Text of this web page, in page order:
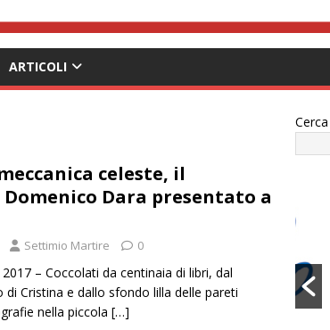
ARTICOLI
celeste, il
Dara presentato a
Settimio Martire 0
– Coccolati da centinaia di libri, dal
Cristina e dallo sfondo lilla delle pareti
nella piccola […]